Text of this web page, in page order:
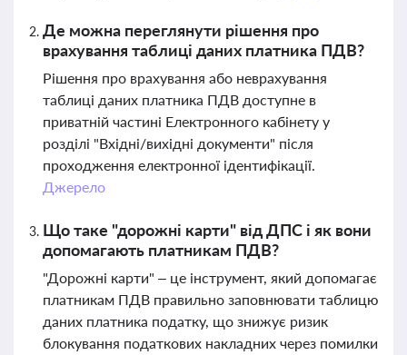
Де можна переглянути рішення про
врахування таблиці даних платника ПДВ?
Рішення про врахування або неврахування
таблиці даних платника ПДВ доступне в
приватній частині Електронного кабінету у
розділі "Вхідні/вихідні документи" після
проходження електронної ідентифікації.
Джерело
Що таке "дорожні карти" від ДПС і як вони
допомагають платникам ПДВ?
"Дорожні карти" – це інструмент, який допомагає
платникам ПДВ правильно заповнювати таблицю
даних платника податку, що знижує ризик
блокування податкових накладних через помилки